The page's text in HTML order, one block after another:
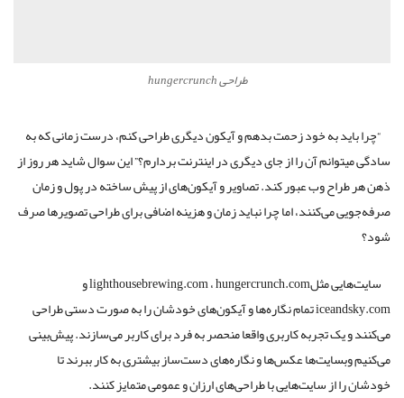
طراحی hungercrunch
“چرا باید به خود زحمت بدهم و آیکون دیگری طراحی کنم، درست زمانی که به
سادگی میتوانم آن را از جای دیگری در اینترنت بردارم؟” این سوال شاید هر روز از
ذهن هر طراح وب عبور کند. تصاویر و آیکون‌های از پیش ساخته در پول و زمان
صرفه‌جویی می‌کنند، اما چرا نباید زمان و هزینه اضافی برای طراحی تصویرها صرف
شود؟
سایت‌هایی مثلlighthousebrewing.com ، hungercrunch.com و
iceandsky.com تمام نگاره‌ها و آیکون‌های خودشان را به صورت دستی طراحی
می‌کنند و یک تجربه کاربری واقعا منحصر به فرد برای کاربر می‌سازند. پیش‌بینی
می‌کنیم وبسایت‌ها عکس‌ها و نگاره‌های دست‌ساز بیشتری به کار ببرند تا
خودشان را از سایت‌هایی با طراحی‌های ارزان و عمومی متمایز کنند.